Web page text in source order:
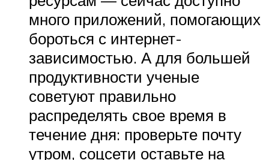
много приложений, помогающих
бороться с интернет-
зависимостью. А для большей
продуктивности ученые
советуют правильно
распределять свое время в
течение дня: проверьте почту
утром, соцсети оставьте на